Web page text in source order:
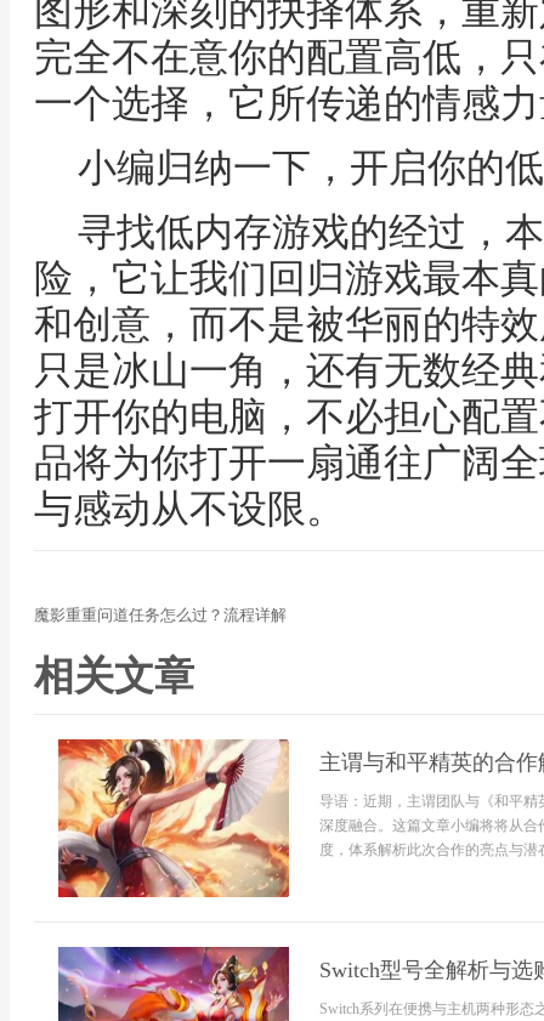
图形和深刻的抉择体系，重
完全不在意你的配置高低，
一个选择，它所传递的情感
小编归纳一下，开启你的
寻找低内存游戏的经过，
险，它让我们回归游戏最本
和创意，而不是被华丽的特
只是冰山一角，还有无数经
打开你的电脑，不必担心配
品将为你打开一扇通往广阔
与感动从不设限。
魔影重重问道任务怎么过？流程详解
相关文章
主谓与和平精英的合作
导语：近期，主谓团队与《和平
深度融合。这篇文章小编将将从
度，体系解析此次合作的亮点与潜
Switch型号全解析与选
Switch系列在便携与主机两种形